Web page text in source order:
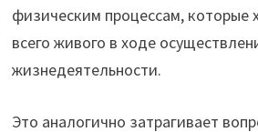
физическим процессам, которые
всего живого в ходе
жизнедеятельности.
Это аналогично затрагивает